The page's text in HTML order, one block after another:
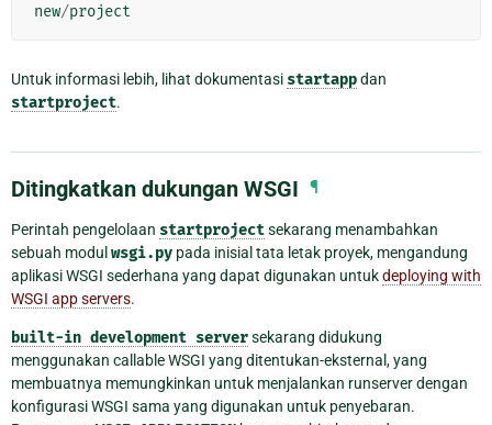
new/project
Untuk informasi lebih, lihat dokumentasi startappdan
startproject.
Ditingkatkan dukungan WSGI ¶
Perintah pengelolaan startprojectsekarang menambahkan
sebuah modul wsgi.py pada inisial tata letak proyek, mengandung
aplikasi WSGI sederhana yang dapat digunakan untukdeploying with
WSGI app servers.
built-in development serversekarang didukung
menggunakan callable WSGI yang ditentukan-eksternal, yang
membuatnya memungkinkan untuk menjalankan runserver dengan
konfigurasi WSGI sama yang digunakan untuk penyebaran.